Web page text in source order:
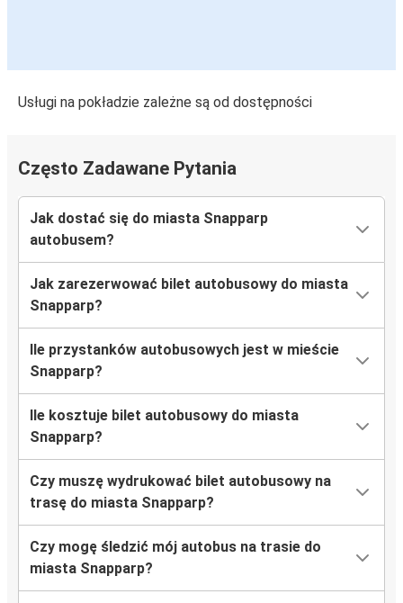
Usługi na pokładzie zależne są od dostępności
Często Zadawane Pytania
Jak dostać się do miasta Snapparp
autobusem?
Jak zarezerwować bilet autobusowy do miasta
Snapparp?
Ile przystanków autobusowych jest w mieście
Snapparp?
Ile kosztuje bilet autobusowy do miasta
Snapparp?
Czy muszę wydrukować bilet autobusowy na
trasę do miasta Snapparp?
Czy mogę śledzić mój autobus na trasie do
miasta Snapparp?